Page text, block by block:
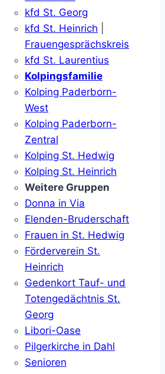
kfd St. Georg
kfd St. Heinrich
Frauengesprächskreis
kfd St. Laurentius
Kolpingsfamilie
Kolping Paderborn-
West
Kolping Paderborn-
Zentral
Kolping St. Hedwig
Kolping St. Heinrich
Weitere Gruppen
Donna in Via
Elenden-Bruderschaft
Frauen in St. Hedwig
Förderverein St.
Heinrich
Gedenkort Tauf- und
Totengedächtnis St.
Georg
Libori-Oase
Pilgerkirche in Dahl
Senioren